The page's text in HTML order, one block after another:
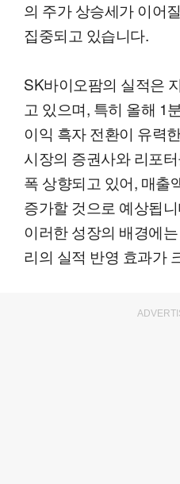
의 주가 상승세가 이어
집중되고 있습니다.
SK바이오팜의 실적은
고 있으며, 특히 올해 1
이익 흑자 전환이 유력
시장의 증권사와 리포
폭 상향되고 있어, 매출
증가할 것으로 예상됩
이러한 성장의 배경에
리의 실적 반영 효과가